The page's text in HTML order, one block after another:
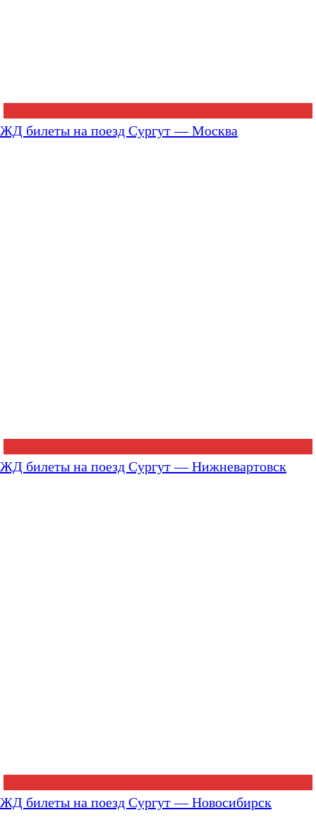
ЖД билеты на поезд Сургут — Москва
ЖД билеты на поезд Сургут — Нижневартовск
ЖД билеты на поезд Сургут — Новосибирск